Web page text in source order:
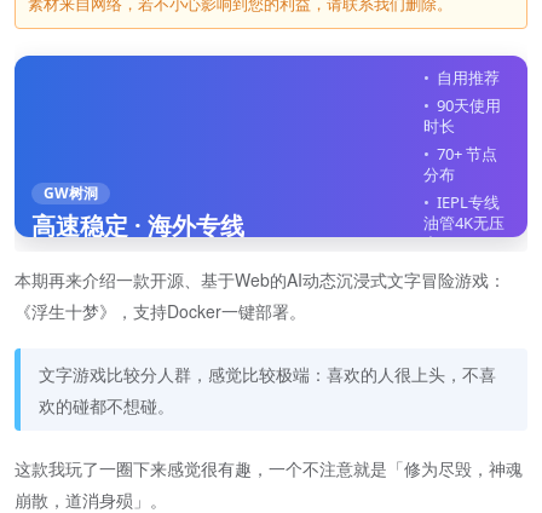
GW树洞
高速稳定 · 海外专线
自用推荐
90天使用
时长
70+ 节点
分布
IEPL专线
油管4K无压
力
全平台客
户端
立即注册
本期再来介绍一款开源、基于Web的AI动态沉浸式文字冒险游戏：
《浮生十梦》，支持Docker一键部署。
文字游戏比较分人群，感觉比较极端：喜欢的人很上头，不喜
欢的碰都不想碰。
这款我玩了一圈下来感觉很有趣，一个不注意就是「修为尽毁，神魂
崩散，道消身殒」。